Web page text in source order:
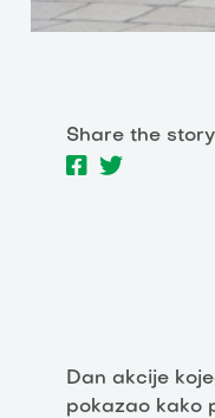
Share the story
Dan akcije
pokazao kako